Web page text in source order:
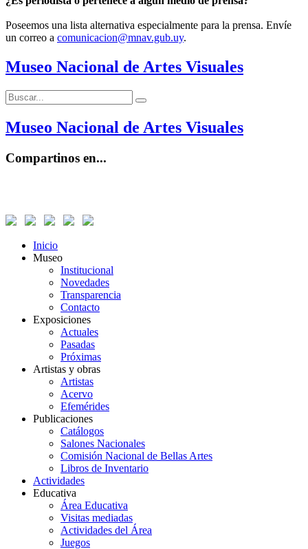
Poseemos una lista alternativa especialmente para la prensa. Envíe
un correo a comunicacion@mnav.gub.uy.
Museo Nacional de Artes Visuales
Buscar:
Buscar
Museo Nacional de Artes Visuales
Compartinos en...
Inicio
Museo
Institucional
Novedades
Transparencia
Contacto
Exposiciones
Actuales
Pasadas
Próximas
Artistas y obras
Artistas
Acervo
Efemérides
Publicaciones
Catálogos
Salones Nacionales
Comisión Nacional de Bellas Artes
Libros de Inventario
Actividades
Educativa
Área Educativa
Visitas mediadas
Actividades del Área
Juegos